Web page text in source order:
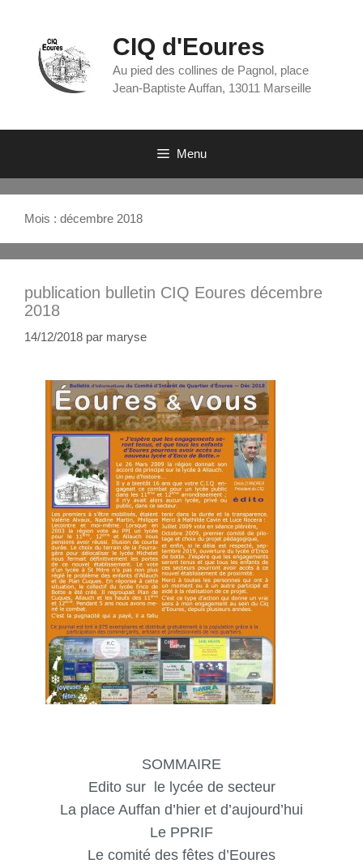
CIQ d'Eoures
Au pied des collines de Pagnol, place
Jean-Baptiste Auffan, 13011 Marseille
Menu
Mois : décembre 2018
publication bulletin CIQ Eoures décembre
2018
14/12/2018 par maryse
SOMMAIRE
Edito sur le lycée de secteur
La place Auffan d’hier et d’aujourd’hui
Le PPRIF
Le comité des fêtes d’Eoures